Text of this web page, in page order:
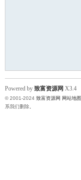
Powered by 致富资源网 X3.4
© 2001-2024 致富资源网 网站地图
系我们删除。